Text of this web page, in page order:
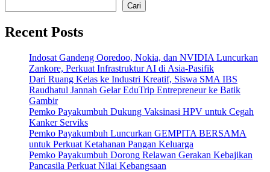
Cari
Recent Posts
Indosat Gandeng Ooredoo, Nokia, dan NVIDIA Luncurkan
Zankore, Perkuat Infrastruktur AI di Asia-Pasifik
Dari Ruang Kelas ke Industri Kreatif, Siswa SMA IBS
Raudhatul Jannah Gelar EduTrip Entrepreneur ke Batik
Gambir
Pemko Payakumbuh Dukung Vaksinasi HPV untuk Cegah
Kanker Serviks
Pemko Payakumbuh Luncurkan GEMPITA BERSAMA
untuk Perkuat Ketahanan Pangan Keluarga
Pemko Payakumbuh Dorong Relawan Gerakan Kebajikan
Pancasila Perkuat Nilai Kebangsaan